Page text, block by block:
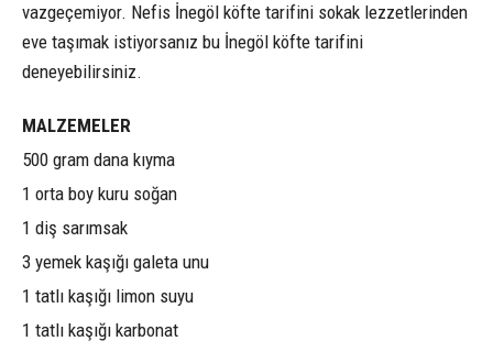
vazgeçemiyor. Nefis İnegöl köfte tarifini sokak lezzetlerinden
eve taşımak istiyorsanız bu İnegöl köfte tarifini
deneyebilirsiniz.
MALZEMELER
500 gram dana kıyma
1 orta boy kuru soğan
1 diş sarımsak
3 yemek kaşığı galeta unu
1 tatlı kaşığı limon suyu
1 tatlı kaşığı karbonat